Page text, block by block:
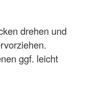
drehen und
ggf. leicht